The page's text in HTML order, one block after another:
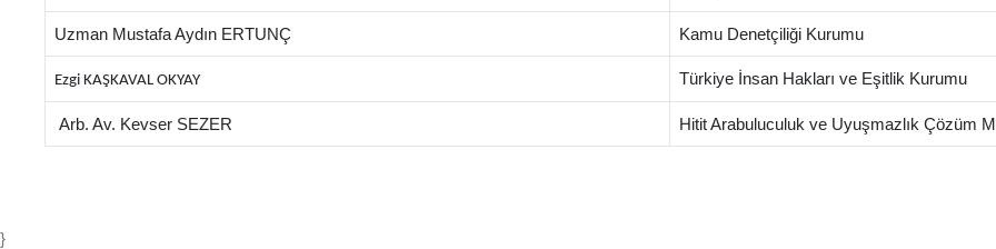
Uzman Mustafa Aydın ERTUNÇ Kamu Denetçiliği Kurumu
Ezgi KAŞKAVAL OKYAY Türkiye İnsan Hakları ve Eşitlik Kurumu
Arb. Av. Kevser SEZER Hitit Arabuluculuk ve Uyuşmazlık Çözüm
}